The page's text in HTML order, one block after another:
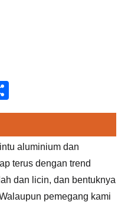
aluminium dan
terus dengan trend
dan licin, dan bentuknya
pemegang kami